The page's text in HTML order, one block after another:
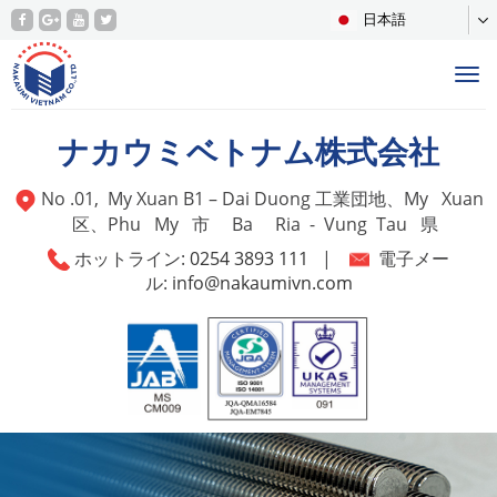
日本語
ナカウミベトナム株式会社
No .01, My Xuan B1 – Dai Duong 工業団地、My Xuan
区、Phu My 市 Ba Ria - Vung Tau 県
ホットライン: 0254 3893 111 |
電子メー
ル: info@nakaumivn.com